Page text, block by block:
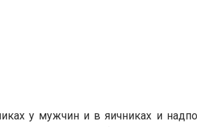
у мужчин и в яичниках и